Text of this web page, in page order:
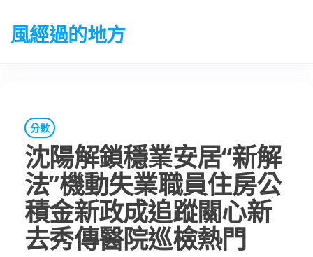
the
風經過的地方
分數
沈陽解鎖穩業安居“新解
法”機動失業職員住房公
積金新政成追蹤關心新
去秀傳醫院巡檢熱門